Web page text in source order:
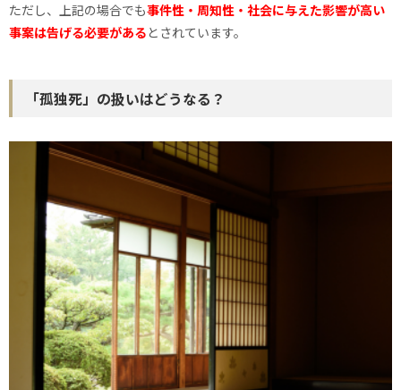
ただし、上記の場合でも事件性・周知性・社会に与えた影響が高い
事案は告げる必要がある とされています。
「孤独死」の扱いはどうなる？